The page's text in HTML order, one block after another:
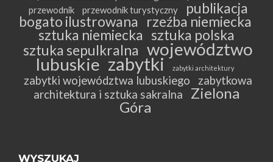
przewodnik przewodnik turystyczny
publikacja
bogato ilustrowana
rzeźba niemiecka
sztuka niemiecka sztuka polska
sztuka sepulkralna województwo
lubuskie zabytki zabytki architektury
zabytki województwa lubuskiego
zabytkowa
architektura i sztuka sakralna
Zielona
Góra
WYSZUKAJ